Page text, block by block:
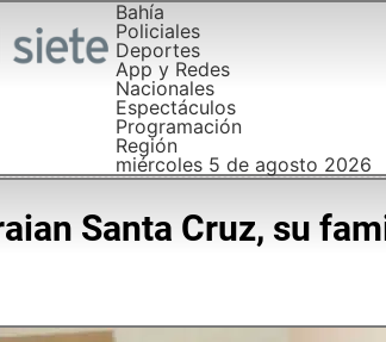
Bahía
Policiales
Deportes
App y Redes
Nacionales
Espectáculos
Programación
Región
miércoles 5 de agosto 2026
Santa Cruz, su